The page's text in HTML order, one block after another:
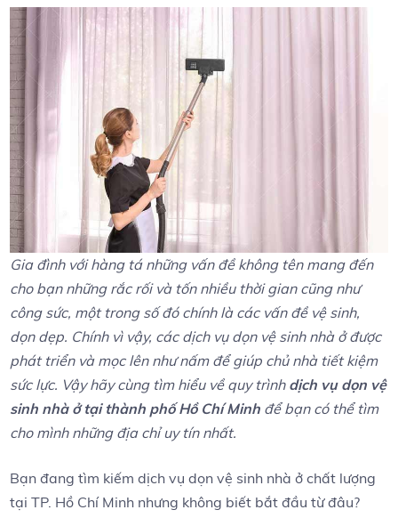
Gia đình với hàng tá những vấn đề không tên mang đến
cho bạn những rắc rối và tốn nhiều thời gian cũng như
công sức, một trong số đó chính là các vấn đề vệ sinh,
dọn dẹp. Chính vì vậy, các dịch vụ dọn vệ sinh nhà ở được
phát triển và mọc lên như nấm để giúp chủ nhà tiết kiệm
sức lực. Vậy hãy cùng tìm hiểu về quy trình dịch vụ dọn vệ
sinh nhà ở tại thành phố Hồ Chí Minh để bạn có thể tìm
cho mình những địa chỉ uy tín nhất.
Bạn đang tìm ⁢kiếm dịch ‍vụ dọn⁤ vệ sinh nhà​ ở chất ⁢lượng
tại TP. Hồ Chí Minh nhưng không ⁣biết bắt đầu từ đâu?